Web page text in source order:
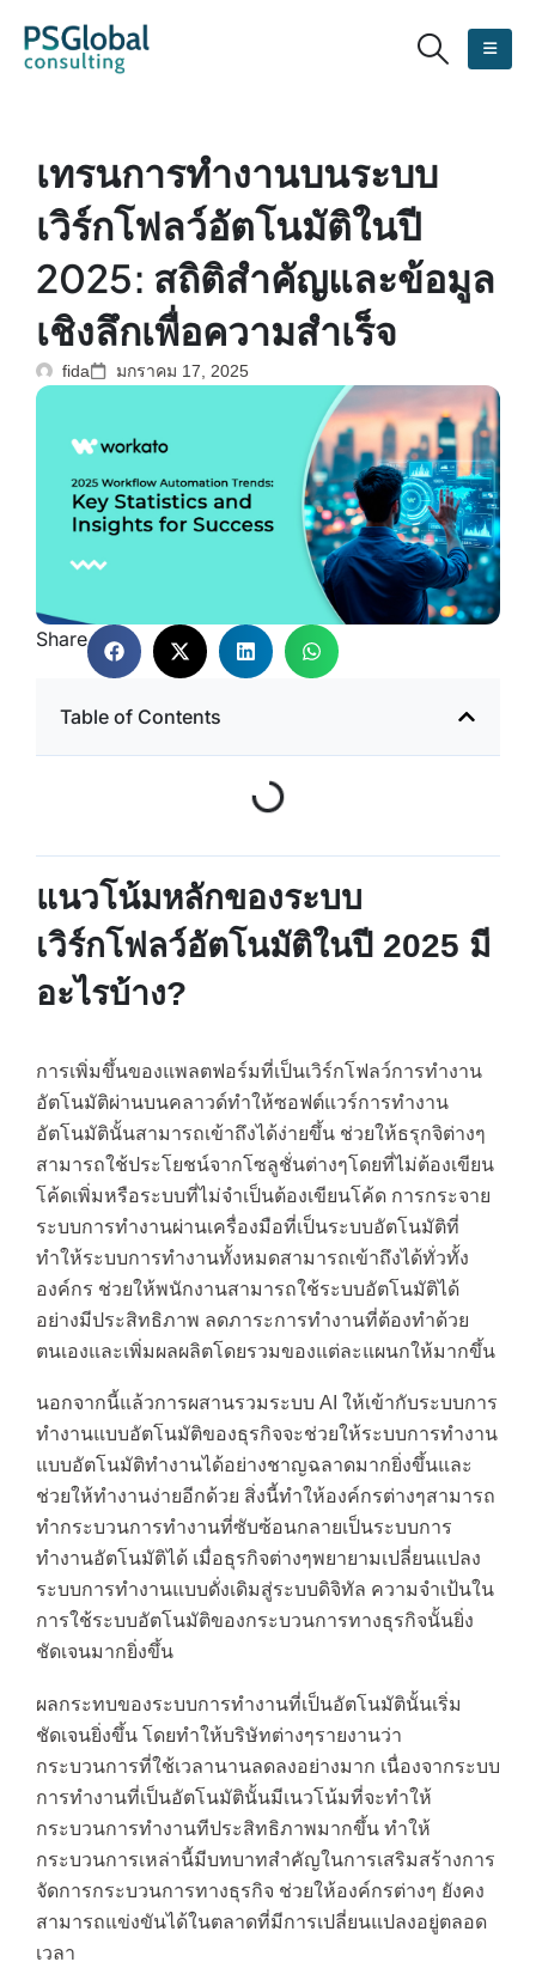
เทรนการทำงานบนระบบ
เวิร์กโฟลว์อัตโนมัติในปี
2025: สถิติสำคัญและข้อมูล
เชิงลึกเพื่อความสำเร็จ
fida มกราคม 17, 2025
Share
Table of Contents
แนวโน้มหลักของระบบ
เวิร์กโฟลว์อัตโนมัติในปี 2025 มี
อะไรบ้าง?
การเพิ่มขึ้นของแพลตฟอร์มที่เป็นเวิร์กโฟลว์การทำงาน
อัตโนมัติผ่านบนคลาวด์ทำให้ซอฟต์แวร์การทำงาน
อัตโนมัตินั้นสามารถเข้าถึงได้ง่ายขึ้น ช่วยให้ธรุกจิต่างๆ
สามารถใช้ประโยชน์จากโซลูชั่นต่างๆโดยที่ไม่ต้องเขียน
โค้ดเพิ่มหรือระบบที่ไม่จำเป็นต้องเขียนโค้ด การกระจาย
ระบบการทำงานผ่านเครื่องมือที่เป็นระบบอัตโนมัติที่
ทำให้ระบบการทำงานทั้งหมดสามารถเข้าถึงได้ทั่วทั้ง
องค์กร ช่วยให้พนักงานสามารถใช้ระบบอัตโนมัติได้
อย่างมีประสิทธิภาพ ลดภาระการทำงานที่ต้องทำด้วย
ตนเองและเพิ่มผลผลิตโดยรวมของแต่ละแผนกให้มากขึ้น
นอกจากนี้แล้วการผสานรวมระบบ AI ให้เข้ากับระบบการ
ทำงานแบบอัตโนมัติของธุรกิจจะช่วยให้ระบบการทำงาน
แบบอัตโนมัติทำงานได้อย่างชาญฉลาดมากยิ่งขึ้นและ
ช่วยให้ทำงานง่ายอีกด้วย สิ่งนี้ทำให้องค์กรต่างๆสามารถ
ทำกระบวนการทำงานที่ซับซ้อนกลายเป็นระบบการ
ทำงานอัตโนมัติได้ เมื่อธุรกิจต่างๆพยายามเปลี่ยนแปลง
ระบบการทำงานแบบดั่งเดิมสู่ระบบดิจิทัล ความจำเป้นใน
การใช้ระบบอัตโนมัติของกระบวนการทางธุรกิจนั้นยิ่ง
ชัดเจนมากยิ่งขึ้น
ผลกระทบของระบบการทำงานที่เป็นอัตโนมัตินั้นเริ่ม
ชัดเจนยิ่งขึ้น โดยทำให้บริษัทต่างๆรายงานว่า
กระบวนการที่ใช้เวลานานลดลงอย่างมาก เนื่องจากระบบ
การทำงานที่เป็นอัตโนมัตินั้นมีเนวโน้มที่จะทำให้
กระบวนการทำงานทีประสิทธิภาพมากขึ้น ทำให้
กระบวนการเหล่านี้มีบทบาทสำคัญในการเสริมสร้างการ
จัดการกระบวนการทางธุรกิจ ช่วยให้องค์กรต่างๆ ยังคง
สามารถแข่งขันได้ในตลาดที่มีการเปลี่ยนแปลงอยู่ตลอด
เวลา